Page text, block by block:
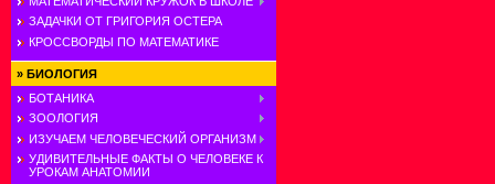
ЗАДАЧКИ ОТ ГРИГОРИЯ ОСТЕРА
КРОССВОРДЫ ПО МАТЕМАТИКЕ
» БИОЛОГИЯ
БОТАНИКА
ЗООЛОГИЯ
ИЗУЧАЕМ ЧЕЛОВЕЧЕСКИЙ ОРГАНИЗМ
УДИВИТЕЛЬНЫЕ ФАКТЫ О ЧЕЛОВЕКЕ К
УРОКАМ АНАТОМИИ